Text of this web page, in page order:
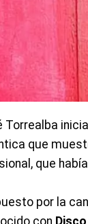
Torrealba
que
que
por la
con